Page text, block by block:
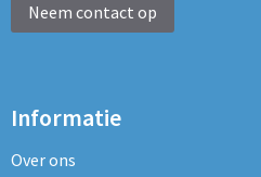
Neem contact op
Informatie
Over ons